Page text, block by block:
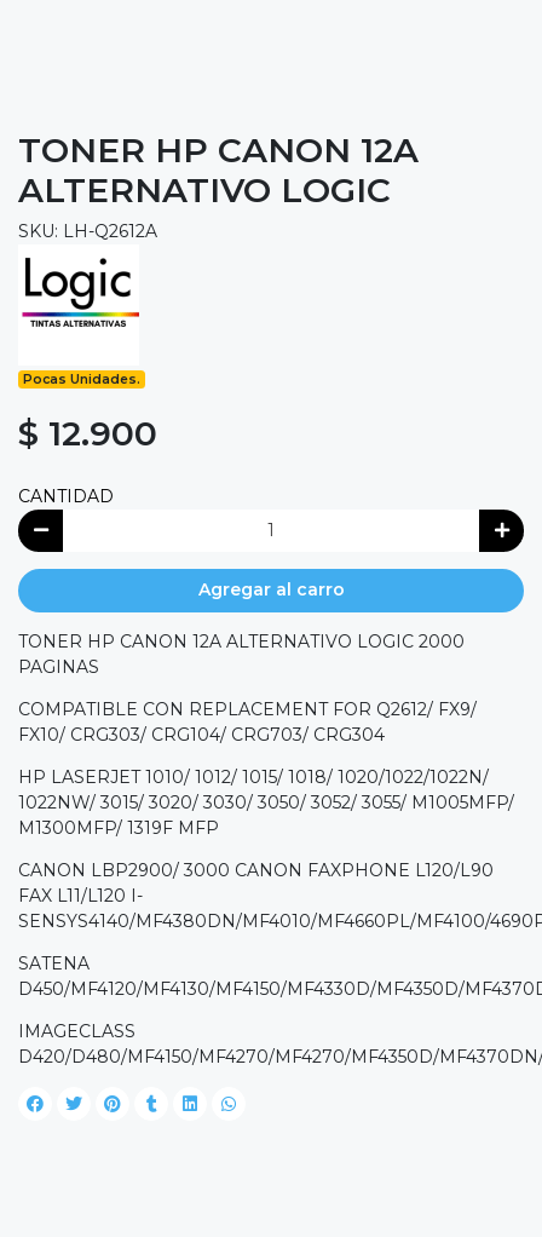
TONER HP CANON 12A
ALTERNATIVO LOGIC
SKU: LH-Q2612A
Pocas Unidades.
$ 12.900
CANTIDAD
Agregar al carro
TONER HP CANON 12A ALTERNATIVO LOGIC 2000
PAGINAS
COMPATIBLE CON REPLACEMENT FOR Q2612/ FX9/
FX10/ CRG303/ CRG104/ CRG703/ CRG304
HP LASERJET 1010/ 1012/ 1015/ 1018/ 1020/1022/1022N/
1022NW/ 3015/ 3020/ 3030/ 3050/ 3052/ 3055/ M1005MFP/
M1300MFP/ 1319F MFP
CANON LBP2900/ 3000 CANON FAXPHONE L120/L90
FAX L11/L120 I-
SENSYS4140/MF4380DN/MF4010/MF4660PL/MF4100/
SATENA
D450/MF4120/MF4130/MF4150/MF4330D/MF4350D/
IMAGECLASS
D420/D480/MF4150/MF4270/MF4270/MF4350D/